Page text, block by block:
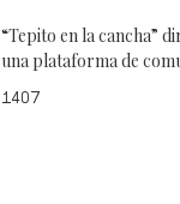
“Tepito en la cancha”
una plataforma de
1407